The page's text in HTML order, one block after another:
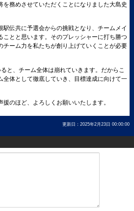
を務めさせていただくことになりました大島史
駅伝共に予選会からの挑戦となり、チームメイ
ことと思います。そのプレッシャーに打ち勝つ
チーム力を私たちが創り上げていくことが必要
と、チーム全体は崩れていきます。だからこ
全体として徹底していき、目標達成に向けて一
のほど、よろしくお願いいたします。
更新日：2025年2月23日 00:00:00